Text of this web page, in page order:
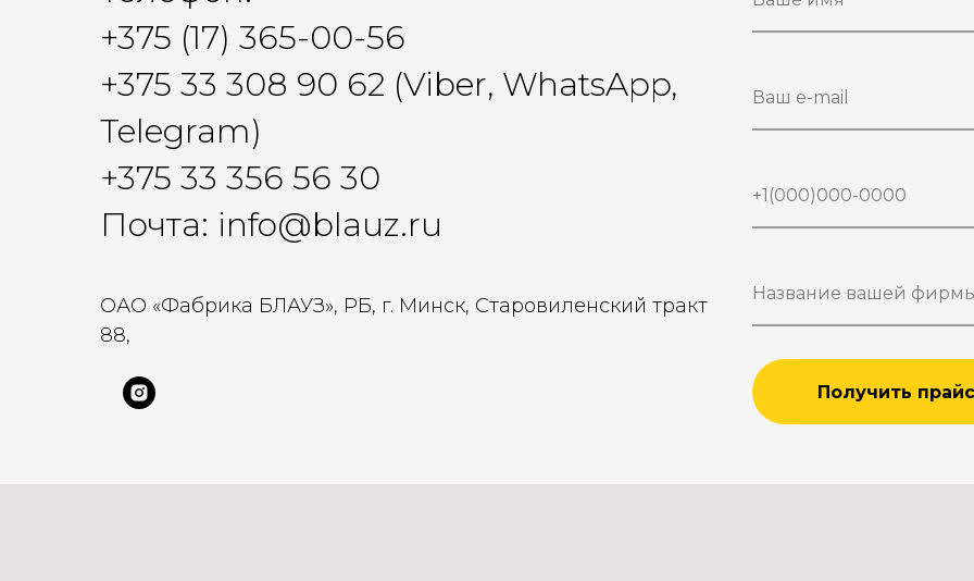
+375 (17) 365-00-56
+375 33 308 90 62 (Viber, WhatsApp,
Telegram)
+375 33 356 56 30
Почта: info@blauz.ru
ОАО «Фабрика БЛАУЗ», РБ, г. Минск, Старовиленский тракт
88,
Получить прайс